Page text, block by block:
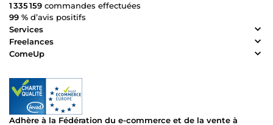
1 335 159 commandes effectuées
99 % d’avis positifs
Services
Freelances
ComeUp
Adhère à la Fédération du e-commerce et de la vente à